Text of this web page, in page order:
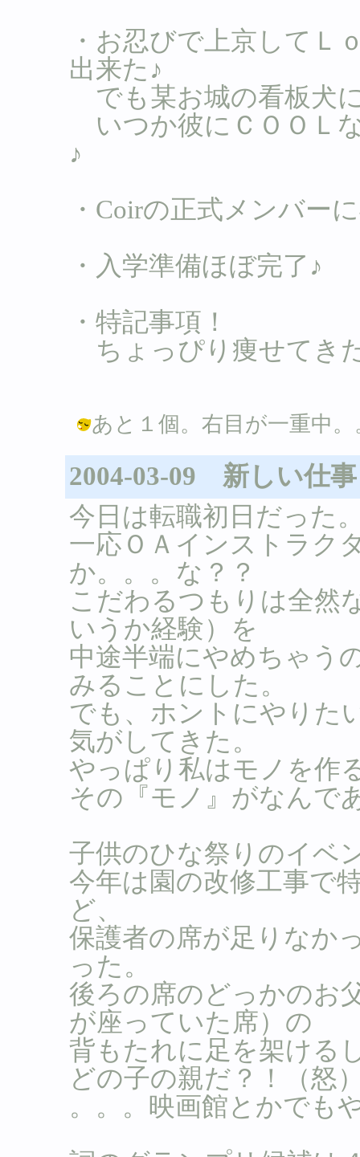
・お忍びで上京してＬ
出来た♪
でも某お城の看板犬
いつか彼にＣＯＯＬ
♪
・Coirの正式メンバー
・入学準備ほぼ完了♪
・特記事項！
ちょっぴり痩せてき
あと１個。右目が一重中。
2004-03-09 新しい仕事
今日は転職初日だった
一応ＯＡインストラク
か。。。な？？
こだわるつもりは全然
いうか経験）を
中途半端にやめちゃう
みることにした。
でも、ホントにやりた
気がしてきた。
やっぱり私はモノを作
その『モノ』がなんで
子供のひな祭りのイベ
今年は園の改修工事で
ど、
保護者の席が足りなか
った。
後ろの席のどっかのお
が座っていた席）の
背もたれに足を架ける
どの子の親だ？！（怒
。。。映画館とかでも